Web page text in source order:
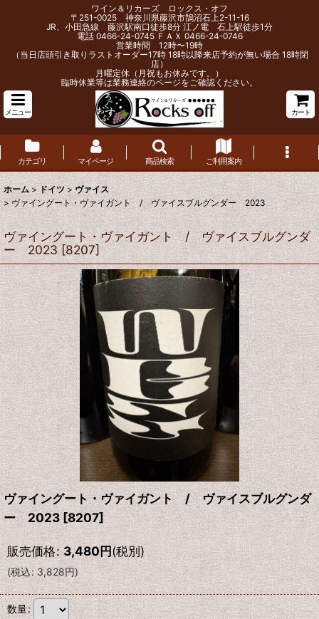
ワイン＆リカーズ ロックス・オフ
〒251-0025 神奈川県藤沢市鵠沼石上2-11-16
JR、小田急線 藤沢駅南口徒歩8分 江ノ電 石上駅徒歩1分
電話 0466-24-0745 ＦＡＸ 0466-24-0746
営業時間 12時〜19時
（当日店頭引き取りラストオーダー17時 18時以降来店予約が無い場合 18時閉
店）
月曜定休（月祝もお休みです。）
臨時休業等は業務連絡のページをご確認ください。
メニュー カート
カテゴリ マイページ 商品検索 ご利用案内
ホーム > ドイツ > ヴァイス
> ヴァイングート・ヴァイガント / ヴァイスブルグンダー 2023
ヴァイングート・ヴァイガント / ヴァイスブルグンダ
ー 2023 [8207]
ヴァイングート・ヴァイガント / ヴァイスブルグンダ
ー 2023[8207]
販売価格: 3,480円(税別)
(税込: 3,828円)
数量: